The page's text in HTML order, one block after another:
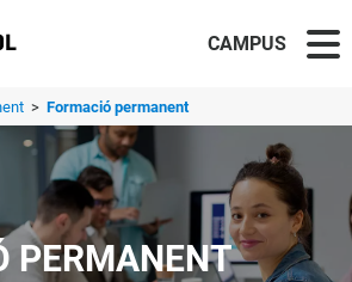
CAMPUS
> Formació permanent
PERMANENT